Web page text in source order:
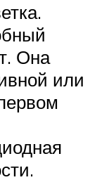
Она
или